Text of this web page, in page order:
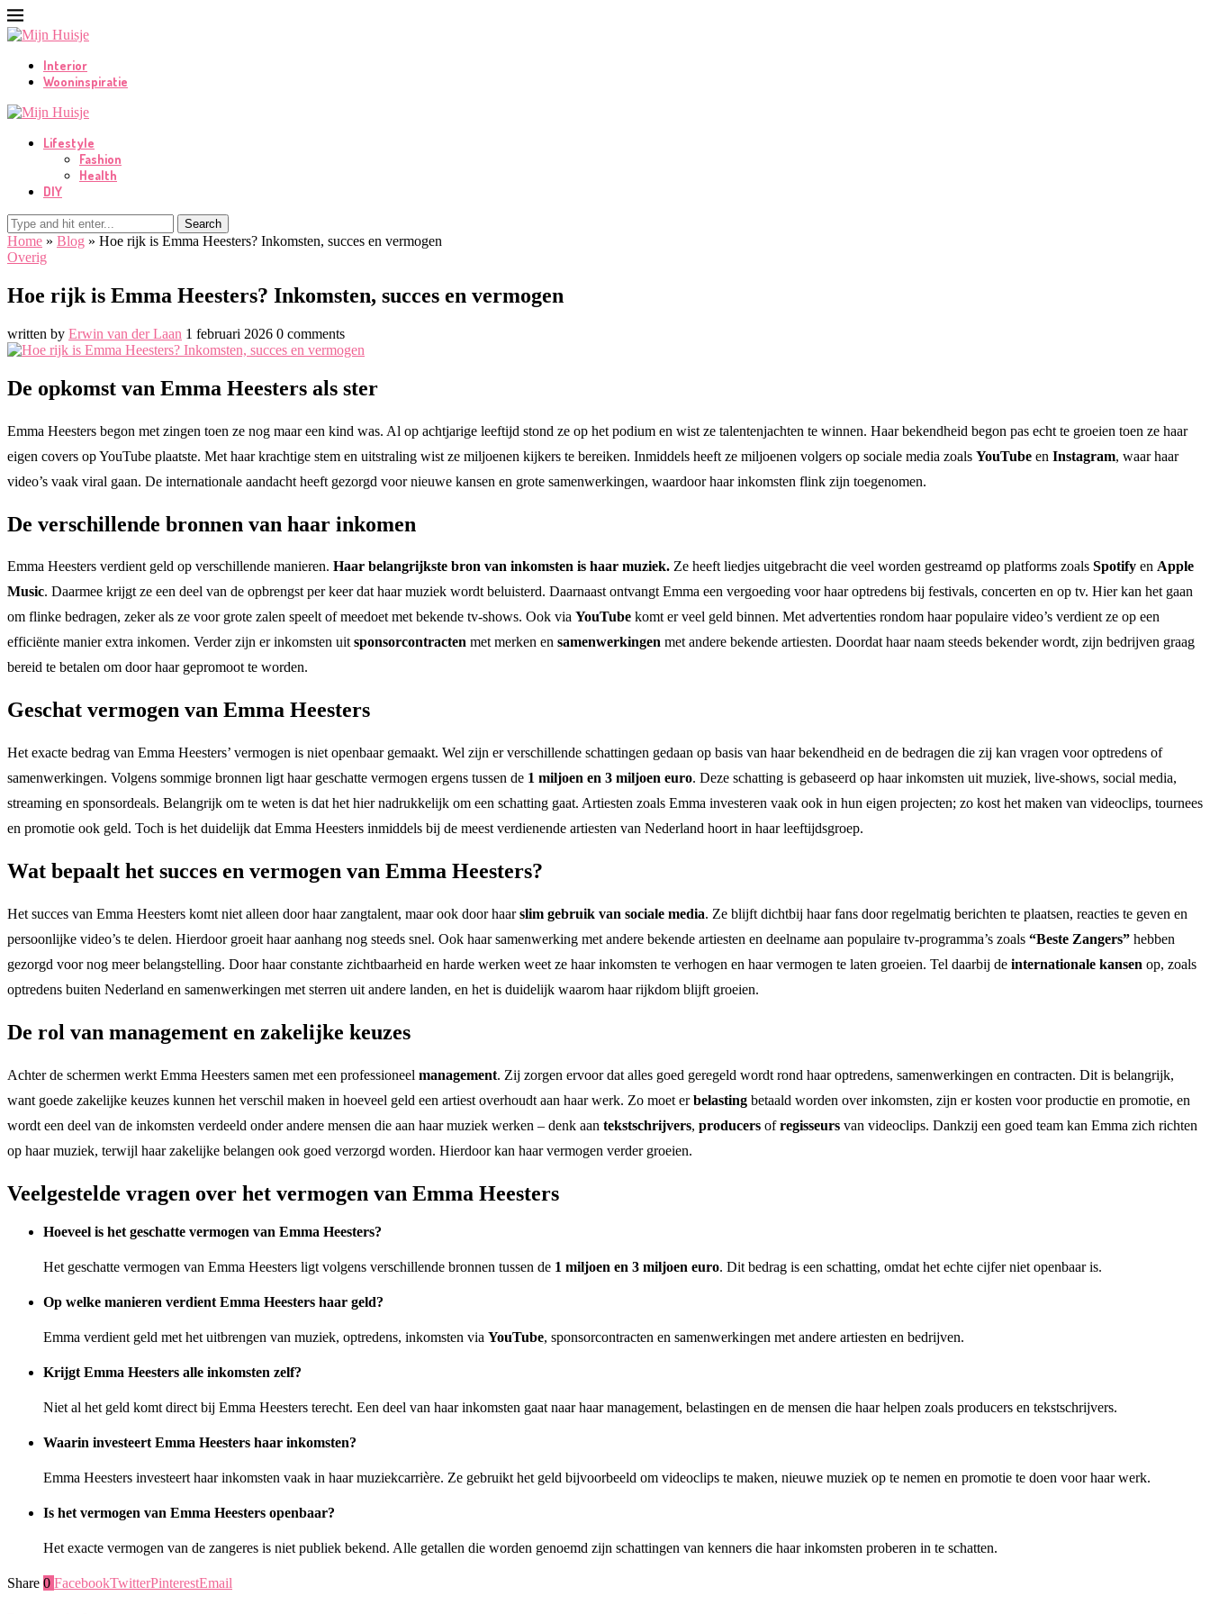
Interior
Wooninspiratie
Lifestyle
Fashion
Health
DIY
Search
Home » Blog » Hoe rijk is Emma Heesters? Inkomsten, succes en vermogen
Overig
Hoe rijk is Emma Heesters? Inkomsten, succes en vermogen
written by Erwin van der Laan 1 februari 2026 0 comments
De opkomst van Emma Heesters als ster
Emma Heesters begon met zingen toen ze nog maar een kind was. Al op achtjarige leeftijd stond ze op het podium en wist ze talentenjachten te winnen. Haar bekendheid begon pas echt te groeien toen ze haar
eigen covers op YouTube plaatste. Met haar krachtige stem en uitstraling wist ze miljoenen kijkers te bereiken. Inmiddels heeft ze miljoenen volgers op sociale media zoals YouTube en Instagram, waar haar
video’s vaak viral gaan. De internationale aandacht heeft gezorgd voor nieuwe kansen en grote samenwerkingen, waardoor haar inkomsten flink zijn toegenomen.
De verschillende bronnen van haar inkomen
Emma Heesters verdient geld op verschillende manieren. Haar belangrijkste bron van inkomsten is haar muziek. Ze heeft liedjes uitgebracht die veel worden gestreamd op platforms zoals Spotify en Apple
Music. Daarmee krijgt ze een deel van de opbrengst per keer dat haar muziek wordt beluisterd. Daarnaast ontvangt Emma een vergoeding voor haar optredens bij festivals, concerten en op tv. Hier kan het gaan
om flinke bedragen, zeker als ze voor grote zalen speelt of meedoet met bekende tv-shows. Ook via YouTube komt er veel geld binnen. Met advertenties rondom haar populaire video’s verdient ze op een
efficiënte manier extra inkomen. Verder zijn er inkomsten uitsponsorcontracten met merken en samenwerkingen met andere bekende artiesten. Doordat haar naam steeds bekender wordt, zijn bedrijven graag
bereid te betalen om door haar gepromoot te worden.
Geschat vermogen van Emma Heesters
Het exacte bedrag van Emma Heesters’ vermogen is niet openbaar gemaakt. Wel zijn er verschillende schattingen gedaan op basis van haar bekendheid en de bedragen die zij kan vragen voor optredens of
samenwerkingen. Volgens sommige bronnen ligt haar geschatte vermogen ergens tussen de 1 miljoen en 3 miljoen euro. Deze schatting is gebaseerd op haar inkomsten uit muziek, live-shows, social media,
streaming en sponsordeals. Belangrijk om te weten is dat het hier nadrukkelijk om een schatting gaat. Artiesten zoals Emma investeren vaak ook in hun eigen projecten; zo kost het maken van videoclips, tournees
en promotie ook geld. Toch is het duidelijk dat Emma Heesters inmiddels bij de meest verdienende artiesten van Nederland hoort in haar leeftijdsgroep.
Wat bepaalt het succes en vermogen van Emma Heesters?
Het succes van Emma Heesters komt niet alleen door haar zangtalent, maar ook door haarslim gebruik van sociale media. Ze blijft dichtbij haar fans door regelmatig berichten te plaatsen, reacties te geven en
persoonlijke video’s te delen. Hierdoor groeit haar aanhang nog steeds snel. Ook haar samenwerking met andere bekende artiesten en deelname aan populaire tv-programma’s zoals “Beste Zangers” hebben
gezorgd voor nog meer belangstelling. Door haar constante zichtbaarheid en harde werken weet ze haar inkomsten te verhogen en haar vermogen te laten groeien. Tel daarbij de internationale kansen op, zoals
optredens buiten Nederland en samenwerkingen met sterren uit andere landen, en het is duidelijk waarom haar rijkdom blijft groeien.
De rol van management en zakelijke keuzes
Achter de schermen werkt Emma Heesters samen met een professioneel management. Zij zorgen ervoor dat alles goed geregeld wordt rond haar optredens, samenwerkingen en contracten. Dit is belangrijk,
want goede zakelijke keuzes kunnen het verschil maken in hoeveel geld een artiest overhoudt aan haar werk. Zo moet erbelasting betaald worden over inkomsten, zijn er kosten voor productie en promotie, en
wordt een deel van de inkomsten verdeeld onder andere mensen die aan haar muziek werken – denk aan tekstschrijvers, producers ofregisseurs van videoclips. Dankzij een goed team kan Emma zich richten
op haar muziek, terwijl haar zakelijke belangen ook goed verzorgd worden. Hierdoor kan haar vermogen verder groeien.
Veelgestelde vragen over het vermogen van Emma Heesters
Hoeveel is het geschatte vermogen van Emma Heesters?
Het geschatte vermogen van Emma Heesters ligt volgens verschillende bronnen tussen de 1 miljoen en 3 miljoen euro. Dit bedrag is een schatting, omdat het echte cijfer niet openbaar is.
Op welke manieren verdient Emma Heesters haar geld?
Emma verdient geld met het uitbrengen van muziek, optredens, inkomsten via YouTube, sponsorcontracten en samenwerkingen met andere artiesten en bedrijven.
Krijgt Emma Heesters alle inkomsten zelf?
Niet al het geld komt direct bij Emma Heesters terecht. Een deel van haar inkomsten gaat naar haar management, belastingen en de mensen die haar helpen zoals producers en tekstschrijvers.
Waarin investeert Emma Heesters haar inkomsten?
Emma Heesters investeert haar inkomsten vaak in haar muziekcarrière. Ze gebruikt het geld bijvoorbeeld om videoclips te maken, nieuwe muziek op te nemen en promotie te doen voor haar werk.
Is het vermogen van Emma Heesters openbaar?
Het exacte vermogen van de zangeres is niet publiek bekend. Alle getallen die worden genoemd zijn schattingen van kenners die haar inkomsten proberen in te schatten.
Share 0 FacebookTwitterPinterestEmail